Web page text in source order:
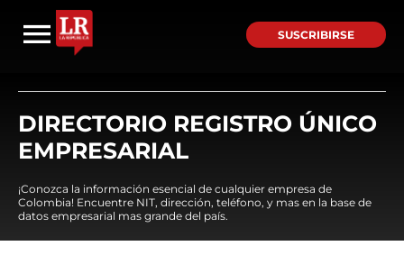
SUSCRIBIRSE
DIRECTORIO REGISTRO ÚNICO
EMPRESARIAL
¡Conozca la información esencial de cualquier empresa de
Colombia! Encuentre NIT, dirección, teléfono, y mas en la base de
datos empresarial mas grande del país.